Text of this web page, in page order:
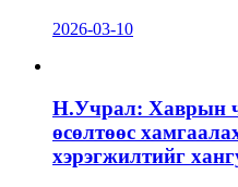
2026-03-10
Н.Учрал: Хаврын
өсөлтөөс
хэрэгжилтийг